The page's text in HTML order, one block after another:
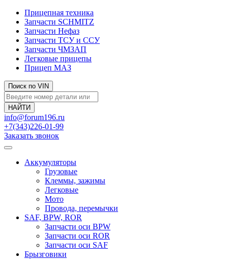
Прицепная техника
Запчасти SCHMITZ
Запчасти Нефаз
Запчасти ТСУ и ССУ
Запчасти ЧМЗАП
Легковые прицепы
Прицеп МАЗ
Поиск по VIN
info@forum196.ru
+7(343)226-01-99
Заказать звонок
Аккумуляторы
Грузовые
Клеммы, зажимы
Легковые
Мото
Провода, перемычки
SAF, BPW, ROR
Запчасти оси BPW
Запчасти оси ROR
Запчасти оси SAF
Брызговики